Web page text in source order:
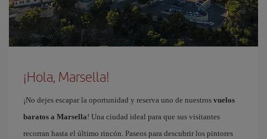
¡Hola, Marsella!
¡No dejes escapar la oportunidad y reserva uno de nuestros vuelos
baratos a Marsella! Una ciudad ideal para que sus visitantes
recorran hasta el último rincón. Paseos para descubrir los pintores